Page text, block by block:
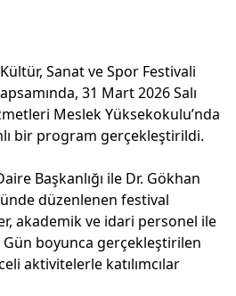
Sanat ve Spor Festivali
31 Mart 2026 Salı
Meslek Yüksekokulu’nda
bir program gerçekleştirildi.
Başkanlığı ile Dr. Gökhan
düzenlenen festival
akademik ve idari personel ile
Gün boyunca gerçekleştirilen
aktivitelerle katılımcılar